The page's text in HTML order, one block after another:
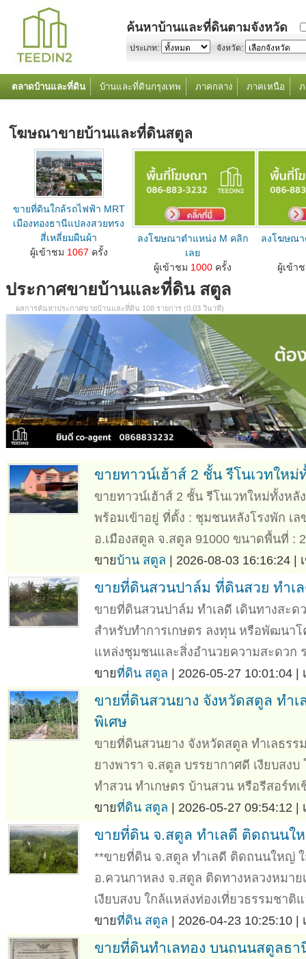
ค้นหาบ้านและที่ดินตามจังหวัด
ประเภท: จังหวัด:
ตลาดบ้านและที่ดิน บ้านและที่ดินกรุงเทพ ภาคกลาง ภาคเหนือ
โฆษณาขายบ้านและที่ดินสตูล
ขายที่ดินใกล้รถไฟฟ้า MRT
เมืองทองธานีแปลงสวยทรง
สี่เหลี่ยมผืนผ้า
ลงโฆษณาขายบ้านที่ดินตำแหน่ง M คลิกเลย...
ผู้เข้าชม 1067 ครั้ง
ลงโฆษณาตำแหน่ง M คลิก
เลย
ลงโฆษณาขายบ้านที่ดินตำแหน่ง M คลิกเลย...
ผู้เข้าชม 1000 ครั้ง
ลงโฆษณา
ลงโฆษณาขาย
ผู้เข้า
ประกาศขายบ้านและที่ดิน สตูล
ผลการค้นหาประกาศขายบ้านและที่ดิน 108 รายการ (0.03 วินาที)
ขายทาวน์เฮ้าส์ 2 ชั้น รีโนเวทใหม่
ขายทาวน์เฮ้าส์ 2 ชั้น รีโนเวทใหม่ทั้งหลั
พร้อมเข้าอยู่ ที่ตั้ง : ชุมชนหลังโรงพัก เ
อ.เมืองสตูล จ.สตูล 91000 ขนาดพื้นที่ :
ขายบ้าน สตูล | 2026-08-03 16:16:24 |
ขายที่ดินสวนปาล์ม ที่ดินสวย ทำเ
ขายที่ดินสวนปาล์ม ทำเลดี เดินทางสะ
สำหรับทำการเกษตร ลงทุน หรือพัฒนา
แหล่งชุมชนและสิ่งอำนวยความสะดวก
ขายที่ดิน สตูล | 2026-05-27 10:01:04 |
ขายที่ดินสวนยาง จังหวัดสตูล ทำ
พิเศษ
ขายที่ดินสวนยาง จังหวัดสตูล ทำเลธร
ยางพารา จ.สตูล บรรยากาศดี เงียบสง
ทำสวน ทำเกษตร บ้านสวน หรือรีสอร์ท
ขายที่ดิน สตูล | 2026-05-27 09:54:12 |
ขายที่ดิน จ.สตูล ทำเลดี ติดถนนใ
**ขายที่ดิน จ.สตูล ทำเลดี ติดถนนใหญ่
อ.ควนกาหลง จ.สตูล ติดทางหลวงหมาย
เงียบสงบ ใกล้แหล่งท่องเที่ยวธรรมชาติ
ขายที่ดิน สตูล | 2026-04-23 10:25:10 |
ขายที่ดินทำเลทอง บนถนนสตูลธ